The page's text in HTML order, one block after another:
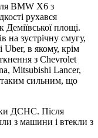
BMW X6 з
рухався
Деміївської площі.
на зустрічну смугу,
Uber, в якому, крім
з Chevrolet
Mitsubishi Lancer,
таким сильним, що
ДСНС. Після
з машини і втекли з